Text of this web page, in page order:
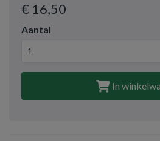
€ 16,50
Aantal
In